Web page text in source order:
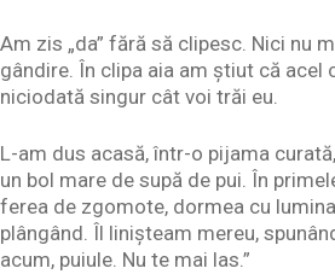
Am zis „da” fără să clipesc. Nici nu
gândire. În clipa aia am știut că acel
niciodată singur cât voi trăi eu.
L-am dus acasă, într-o pijama
un bol mare de supă de pui. În
ferea de zgomote, dormea cu
plângând. Îl linișteam mereu,
acum, puiule. Nu te mai las.”